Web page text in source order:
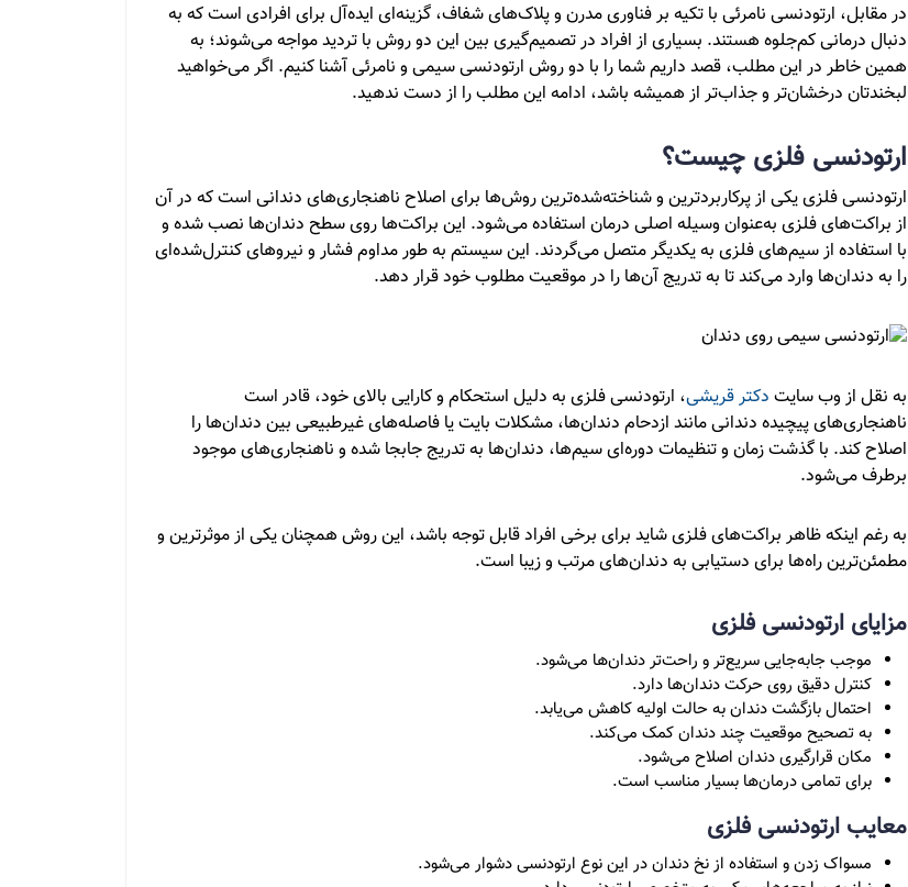
در مقابل، ارتودنسی نامرئی با تکیه بر فناوری مدرن و پلاک‌های شفاف، گزینه‌ای ایده‌آل برای افرادی است که به
دنبال درمانی کم‌جلوه هستند. بسیاری از افراد در تصمیم‌گیری بین این دو روش با تردید مواجه می‌شوند؛ به
همین خاطر در این مطلب، قصد داریم شما را با دو روش ارتودنسی سیمی و نامرئی آشنا کنیم. اگر می‌خواهید
لبخندتان درخشان‌تر و جذاب‌تر از همیشه باشد، ادامه این مطلب را از دست ندهید.
ارتودنسی فلزی چیست؟
ارتودنسی فلزی یکی از پرکاربردترین و شناخته‌شده‌ترین روش‌ها برای اصلاح ناهنجاری‌های دندانی است که در آن
از براکت‌های فلزی به‌عنوان وسیله اصلی درمان استفاده می‌شود. این براکت‌ها روی سطح دندان‌ها نصب شده و
با استفاده از سیم‌های فلزی به یکدیگر متصل می‌گردند. این سیستم به طور مداوم فشار و نیروهای کنترل‌شده‌ای
را به دندان‌ها وارد می‌کند تا به تدریج آن‌ها را در موقعیت مطلوب خود قرار دهد.
به نقل از وب سایت دکتر قریشی، ارتودنسی فلزی به دلیل استحکام و کارایی بالای خود، قادر است
ناهنجاری‌های پیچیده دندانی مانند ازدحام دندان‌ها، مشکلات بایت یا فاصله‌های غیرطبیعی بین دندان‌ها را
اصلاح کند. با گذشت زمان و تنظیمات دوره‌ای سیم‌ها، دندان‌ها به تدریج جابجا شده و ناهنجاری‌های موجود
برطرف می‌شود.
به رغم اینکه ظاهر براکت‌های فلزی شاید برای برخی افراد قابل توجه باشد، این روش همچنان یکی از موثرترین و
مطمئن‌ترین راه‌ها برای دستیابی به دندان‌های مرتب و زیبا است.
مزایای ارتودنسی فلزی
موجب جابه‌جایی سریع‌تر و راحت‌تر دندان‌ها می‌شود.
کنترل دقیق روی حرکت دندان‌ها دارد.
احتمال بازگشت دندان به حالت اولیه کاهش می‌یابد.
به تصحیح موقعیت چند دندان کمک می‌کند.
مکان قرارگیری دندان اصلاح می‌شود.
برای تمامی درمان‌ها بسیار مناسب است.
معایب ارتودنسی فلزی
مسواک زدن و استفاده از نخ دندان در این نوع ارتودنسی دشوار می‌شود.